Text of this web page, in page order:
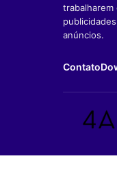
anúncios.
Contato